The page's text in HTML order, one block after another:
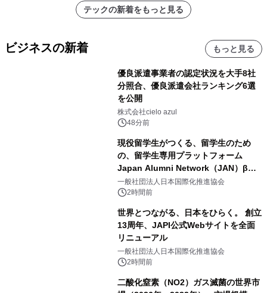
アーティストを フィーチャーしたアニ
メーションを公開～
テックの新着をもっと見る
ビジネスの新着 もっと見る
優良派遣事業者の認定状況を大手8社
分照合、優良派遣会社ランキング6選
を公開
株式会社cielo azul
48分前
現役留学生がつくる、留学生のため
の、留学生専用プラットフォーム
Japan Alumni Network（JAN）β版
をリリース
一般社団法人日本国際化推進協会
2時間前
世界とつながる、日本をひらく。 創立
13周年、JAPI公式Webサイトを全面
リニューアル
一般社団法人日本国際化推進協会
2時間前
二酸化窒素（NO2）ガス滅菌の世界市